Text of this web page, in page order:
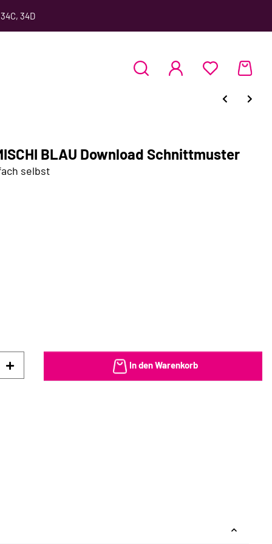
34D
BLAU Download Schnittmuster
selbst
In den Warenkorb